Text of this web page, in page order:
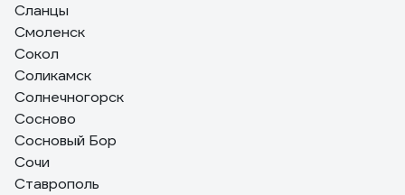
Сланцы
Смоленск
Сокол
Соликамск
Солнечногорск
Сосново
Сосновый Бор
Сочи
Ставрополь